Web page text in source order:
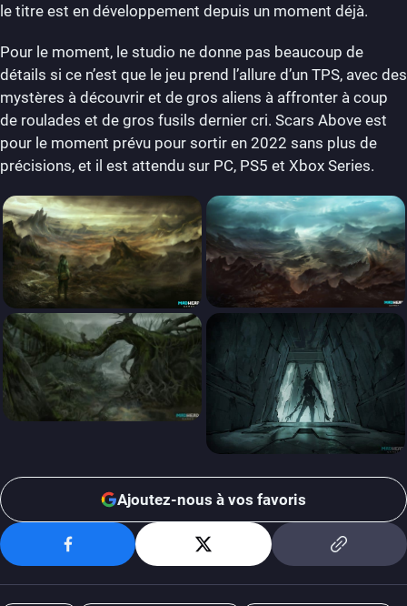
le titre est en développement depuis un moment déjà.
Pour le moment, le studio ne donne pas beaucoup de
détails si ce n’est que le jeu prend l’allure d’un TPS, avec des
mystères à découvrir et de gros aliens à affronter à coup
de roulades et de gros fusils dernier cri. Scars Above est
pour le moment prévu pour sortir en 2022 sans plus de
précisions, et il est attendu sur PC, PS5 et Xbox Series.
Ajoutez-nous à vos favoris